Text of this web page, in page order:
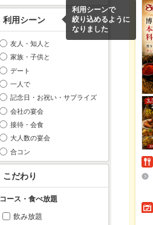
利用シーン
利用シーンで
絞り込めるように
なりました
友人・知人と
家族・子供と
デート
一人で
記念日・お祝い・サプライズ
会社の宴会
接待・会食
大人数の宴会
合コン
こだわり
コース・食べ放題
飲み放題